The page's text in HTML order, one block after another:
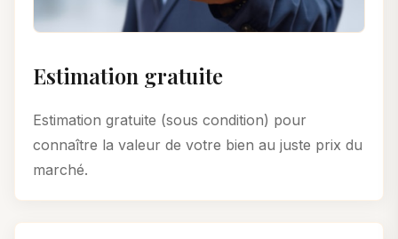
Estimation gratuite
Estimation gratuite (sous condition) pour
connaître la valeur de votre bien au juste prix du
marché.